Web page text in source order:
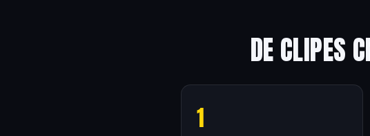
DE CLIPES
1